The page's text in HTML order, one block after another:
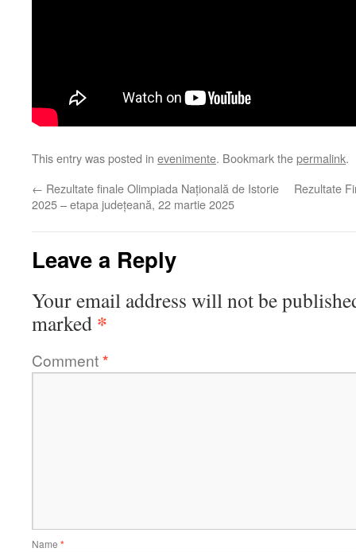
This entry was posted in evenimente. Bookmark thepermalink.
← Rezultate finale Olimpiada Națională de Istorie
2025 – etapa județeană, 22 martie 2025
Rezultate
Leave a Reply
Your email address will not be
marked *
Comment*
Name *